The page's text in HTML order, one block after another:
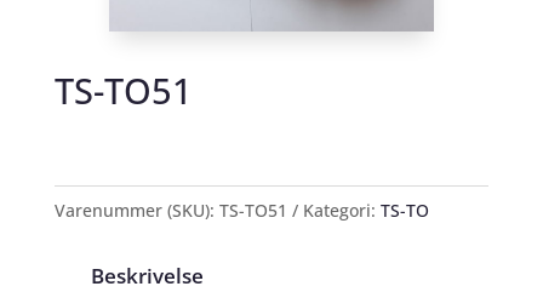
TS-TO51
Varenummer (SKU): TS-TO51 Kategori: TS-TO
Beskrivelse